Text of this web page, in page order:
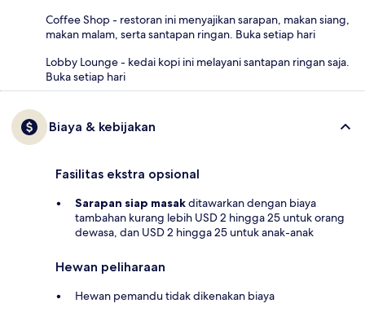
Coffee Shop - restoran ini menyajikan sarapan, makan siang,
makan malam, serta santapan ringan. Buka setiap hari
Lobby Lounge - kedai kopi ini melayani santapan ringan saja.
Buka setiap hari
Biaya & kebijakan
Fasilitas ekstra opsional
Sarapan siap masakditawarkan dengan biaya
tambahan kurang lebih USD 2 hingga 25 untuk orang
dewasa, dan USD 2 hingga 25 untuk anak-anak
Hewan peliharaan
Hewan pemandu tidak dikenakan biaya